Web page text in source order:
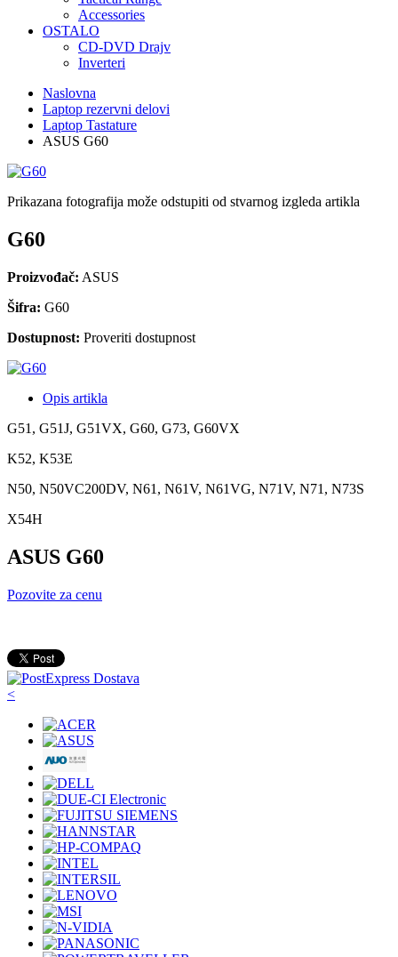
Accessories
OSTALO
CD-DVD Drajv
Inverteri
Naslovna
Laptop rezervni delovi
Laptop Tastature
ASUS G60
Prikazana fotografija može odstupiti od stvarnog izgleda artikla
G60
Proizvođač: ASUS
Šifra: G60
Dostupnost: Proveriti dostupnost
Opis artikla
G51, G51J, G51VX, G60, G73, G60VX
K52, K53E
N50, N50VC200DV, N61, N61V, N61VG, N71V, N71, N73S
X54H
ASUS G60
Pozovite za cenu
<